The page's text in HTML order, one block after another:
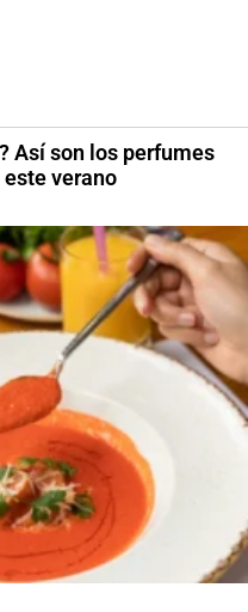
Así son los perfumes
verano